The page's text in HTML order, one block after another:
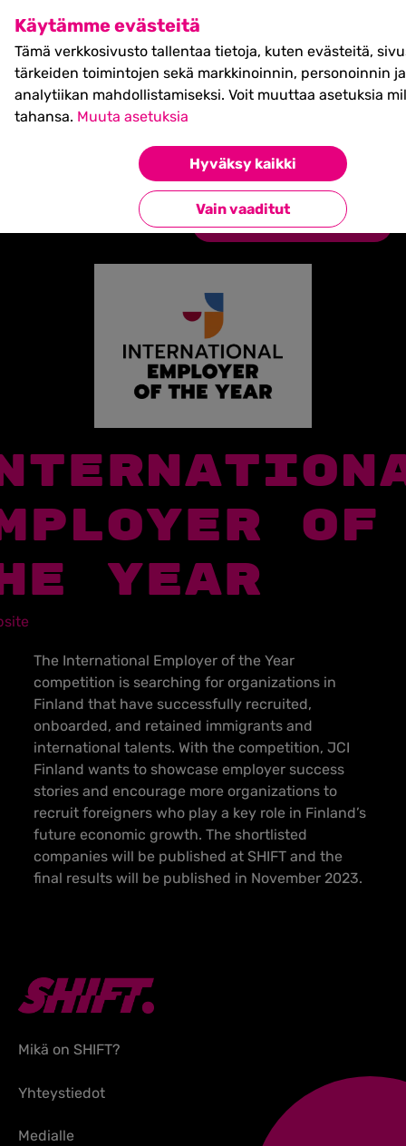
Käytämme evästeitä
Tämä verkkosivusto tallentaa tietoja, kuten evästeitä,
tärkeiden toimintojen sekä markkinoinnin, personoinnin ja
analytiikan mahdollistamiseksi. Voit muuttaa asetuksia
tahansa. Muuta asetuksia
Hyväksy kaikki
Vain vaaditut
SHIFT Business Festival
27.5.2027, Turku - liput
myynnissä nyt! >>
Partners
International Employer of the
Takaisin kumppaneihin
OF
YEAR
The International Employer of the Year
competition is searching for organizations in
Finland that have successfully recruited,
onboarded, and retained immigrants and
international talents. With the competition, JCI
Finland wants to showcase employer success
stories and encourage more organizations to
recruit foreigners who play a key role in Finland’s
future economic growth. The shortlisted
companies will be published at SHIFT and the
final results will be published in November 2023.
Mikä on SHIFT?
Yhteystiedot
Medialle